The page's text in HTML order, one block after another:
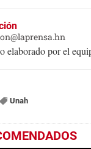
elaborado por el
Unah